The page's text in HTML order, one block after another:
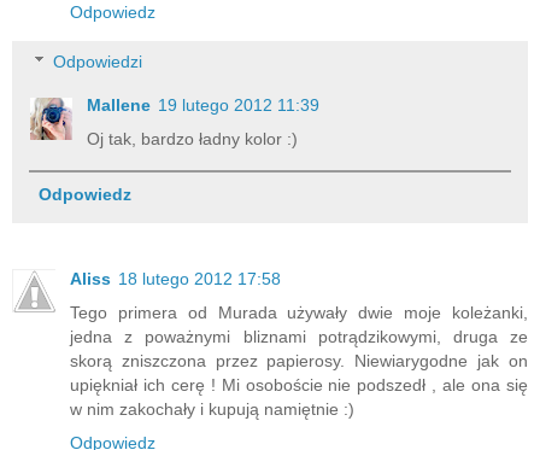
Odpowiedz
Odpowiedzi
Mallene 19 lutego 2012 11:39
Oj tak, bardzo ładny kolor :)
Odpowiedz
Aliss 18 lutego 2012 17:58
Tego primera od Murada używały dwie moje koleżanki,
jedna z poważnymi bliznami potrądzikowymi, druga ze
skorą zniszczona przez papierosy. Niewiarygodne jak on
upiękniał ich cerę ! Mi osoboście nie podszedł , ale ona się
w nim zakochały i kupują namiętnie :)
Odpowiedz